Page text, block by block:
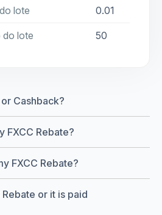
lote 0.01
do lote 50
Cashback?
FXCC Rebate?
FXCC Rebate?
or it is paid